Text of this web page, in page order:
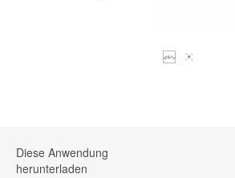
Diese Anwendung
herunterladen